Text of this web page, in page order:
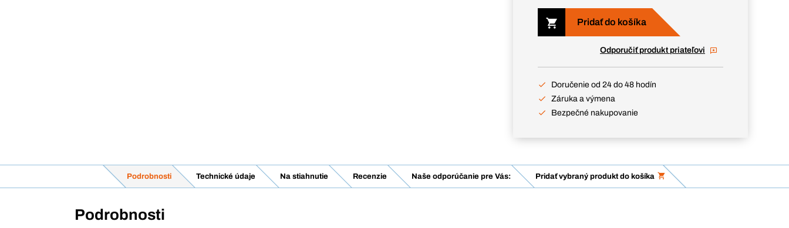
Pridať do košíka
Odporučiť produkt priateľovi
Doručenie od 24 do 48 hodín
Záruka a výmena
Bezpečné nakupovanie
Podrobnosti Technické údaje Na stiahnutie Recenzie Naše odporúčanie pre Vás: Pridať vybraný produkt do košíka
Podrobnosti